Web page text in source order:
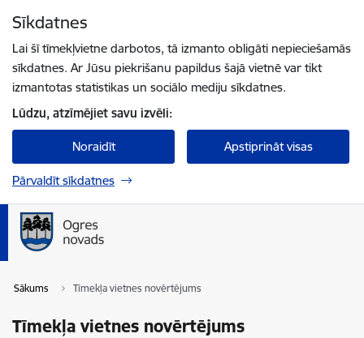
Sīkdatnes
Lai šī tīmekļvietne darbotos, tā izmanto obligāti nepieciešamās
sīkdatnes. Ar Jūsu piekrišanu papildus šajā vietnē var tikt
izmantotas statistikas un sociālo mediju sīkdatnes.
Lūdzu, atzīmējiet savu izvēli:
Noraidīt Apstiprināt visas
Pārvaldīt sīkdatnes
Sākums Tīmekļa vietnes novērtējums
Tīmekļa vietnes novērtējums